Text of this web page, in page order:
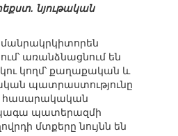
նյութական
առանձնացնում են
կողմ՝ քաղաքական և
պատրաստությունը
հասարակական
պատերազմի
մտքերը նույնն են